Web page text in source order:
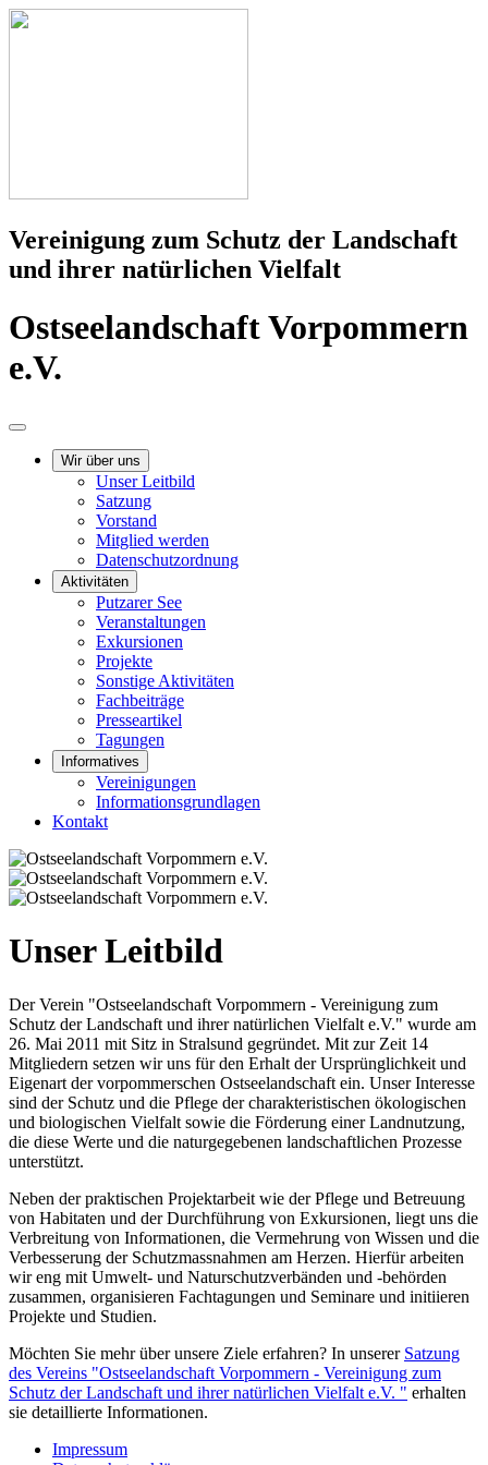
Vereinigung zum Schutz der Landschaft
und ihrer natürlichen Vielfalt
Ostseelandschaft Vorpommern
e.V.
Wir über uns
Unser Leitbild
Satzung
Vorstand
Mitglied werden
Datenschutzordnung
Aktivitäten
Putzarer See
Veranstaltungen
Exkursionen
Projekte
Sonstige Aktivitäten
Fachbeiträge
Presseartikel
Tagungen
Informatives
Vereinigungen
Informationsgrundlagen
Kontakt
Unser Leitbild
Der Verein "Ostseelandschaft Vorpommern - Vereinigung zum
Schutz der Landschaft und ihrer natürlichen Vielfalt e.V." wurde am
26. Mai 2011 mit Sitz in Stralsund gegründet. Mit zur Zeit 14
Mitgliedern setzen wir uns für den Erhalt der Ursprünglichkeit und
Eigenart der vorpommerschen Ostseelandschaft ein. Unser Interesse
sind der Schutz und die Pflege der charakteristischen ökologischen
und biologischen Vielfalt sowie die Förderung einer Landnutzung,
die diese Werte und die naturgegebenen landschaftlichen Prozesse
unterstützt.
Neben der praktischen Projektarbeit wie der Pflege und Betreuung
von Habitaten und der Durchführung von Exkursionen, liegt uns die
Verbreitung von Informationen, die Vermehrung von Wissen und die
Verbesserung der Schutzmassnahmen am Herzen. Hierfür arbeiten
wir eng mit Umwelt- und Naturschutzverbänden und -behörden
zusammen, organisieren Fachtagungen und Seminare und initiieren
Projekte und Studien.
Möchten Sie mehr über unsere Ziele erfahren? In unserer Satzung
des Vereins "Ostseelandschaft Vorpommern - Vereinigung zum
Schutz der Landschaft und ihrer natürlichen Vielfalt e.V. " erhalten
sie detaillierte Informationen.
Impressum